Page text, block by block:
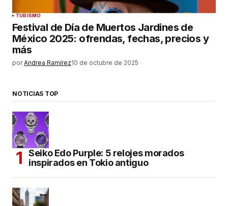
TURISMO
Festival de Día de Muertos Jardines de
México 2025: ofrendas, fechas, precios y
más
por Andrea Ramírez10 de octubre de 2025
NOTICIAS TOP
Seiko Edo Purple: 5 relojes morados
inspirados en Tokio antiguo